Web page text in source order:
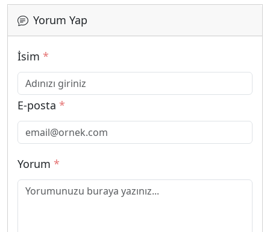
Yorum Yap
İsim *
E-posta *
Yorum *